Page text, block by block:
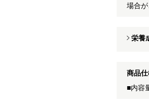
場合が
栄養
商品
■内容